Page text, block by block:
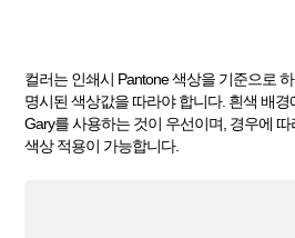
컬러는 인쇄시 Pantone 색상을 기준으로
명시된 색상값을 따라야 합니다. 흰색 배경
Gary를 사용하는 것이 우선이며, 경우에
색상 적용이 가능합니다.